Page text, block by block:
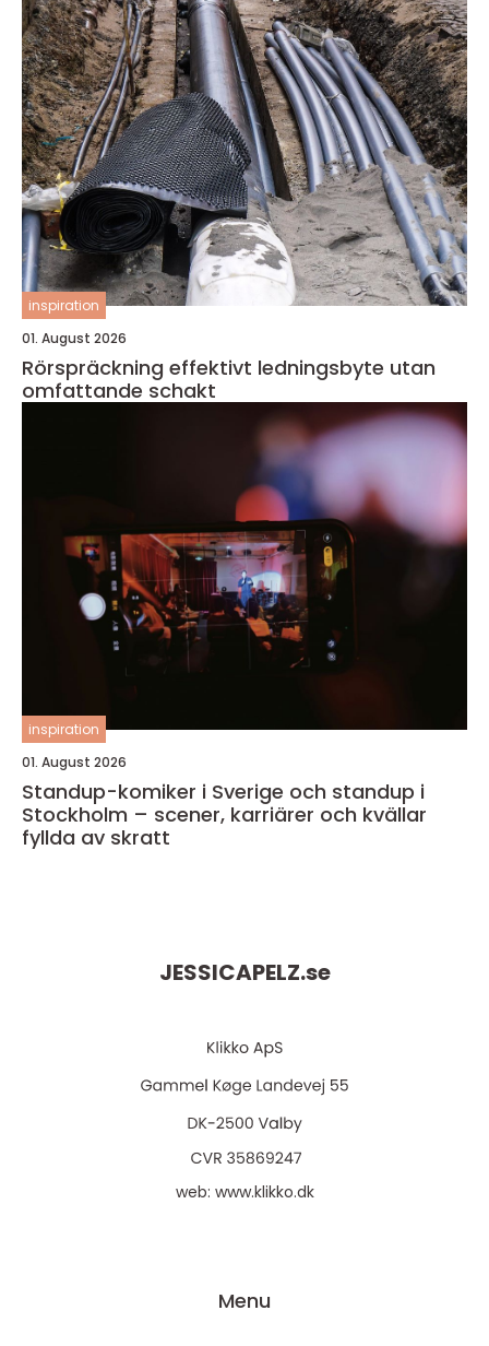
inspiration
01. August 2026
Rörspräckning effektivt ledningsbyte utan
omfattande schakt
inspiration
01. August 2026
Standup-komiker i Sverige och standup i
Stockholm – scener, karriärer och kvällar
fyllda av skratt
JESSICAPELZ.se
web: www.klikko.dk
Menu